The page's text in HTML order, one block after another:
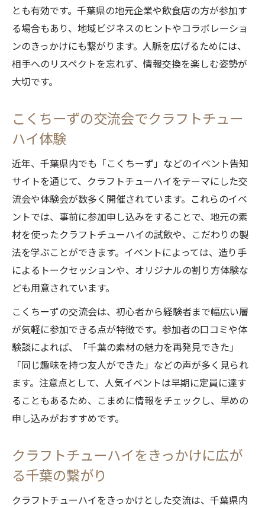
とも有効です。千葉県の地元企業や飲食店の方が参加す
る場合もあり、地域ビジネスのヒントやコラボレーショ
ンのきっかけにも繋がります。人脈を広げるためには、
相手へのリスペクトを忘れず、情報交換を楽しむ姿勢が
大切です。
こくちーずの交流会でクラフトチュー
ハイ体験
近年、千葉県内でも「こくちーず」などのイベント告知
サイトを通じて、クラフトチューハイをテーマにした交
流会や体験会が数多く開催されています。これらのイベ
ントでは、事前に参加申し込みをすることで、地元の素
材を使ったクラフトチューハイの試飲や、こだわりの製
法を学ぶことができます。イベントによっては、造り手
によるトークセッションや、オリジナルの割り方体験な
ども用意されています。
こくちーずの交流会は、初心者から経験者まで幅広い層
が気軽に参加できる点が特徴です。参加者の口コミや体
験談によれば、「千葉の素材の魅力を再発見できた」
「同じ趣味を持つ友人ができた」などの声が多く見られ
ます。注意点として、人気イベントは早期に定員に達す
ることもあるため、こまめに情報をチェックし、早めの
申し込みがおすすめです。
クラフトチューハイをきっかけに広が
る千葉の繋がり
クラフトチューハイをきっかけとした交流は、千葉県内